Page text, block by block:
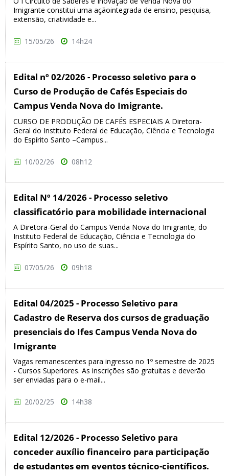
Imigrante constitui uma açãointegrada de ensino, pesquisa,
extensão, criatividade e...
15/05/26 14h24
Edital nº 02/2026 - Processo seletivo para o
Curso de Produção de Cafés Especiais do
Campus Venda Nova do Imigrante.
CURSO DE PRODUÇÃO DE CAFÉS ESPECIAIS A Diretora-
Geral do Instituto Federal de Educação, Ciência e Tecnologia
do Espírito Santo –Campus...
10/02/26 08h12
Edital Nº 14/2026 - Processo seletivo
classificatório para mobilidade internacional
A Diretora-Geral do Campus Venda Nova do Imigrante, do
Instituto Federal de Educação, Ciência e Tecnologia do
Espírito Santo, no uso de suas...
07/05/26 09h18
Edital 04/2025 - Processo Seletivo para
Cadastro de Reserva dos cursos de graduação
presenciais do Ifes Campus Venda Nova do
Imigrante
Vagas remanescentes para ingresso no 1º semestre de 2025
- Cursos Superiores. As inscrições são gratuitas e deverão
ser enviadas para o e-mail...
20/02/25 14h38
Edital 12/2026 - Processo Seletivo para
conceder auxílio financeiro para participação
de estudantes em eventos técnico-científicos.